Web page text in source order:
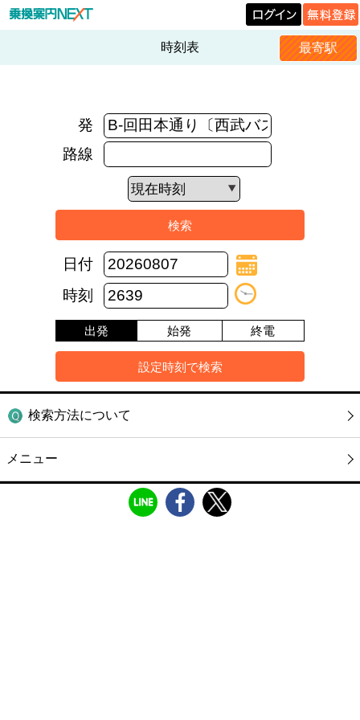
時刻表 最寄駅
発
路線
日付
時刻
出発 始発 終電
検索方法について
メニュー